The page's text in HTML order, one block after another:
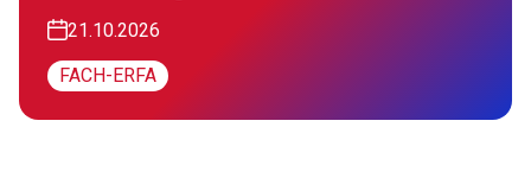
21.10.2026
FACH-ERFA